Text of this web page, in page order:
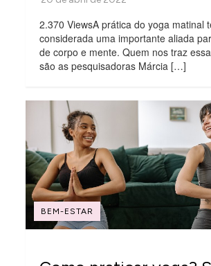
2.370 ViewsA prática do yoga matinal
considerada uma importante aliada
de corpo e mente. Quem nos traz
são as pesquisadoras Márcia […]
BEM-ESTAR